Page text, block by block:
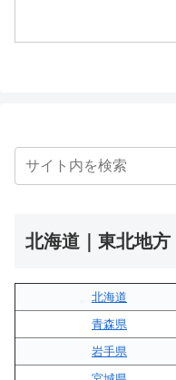
北海道｜東北地方
北海道
青森県
岩手県